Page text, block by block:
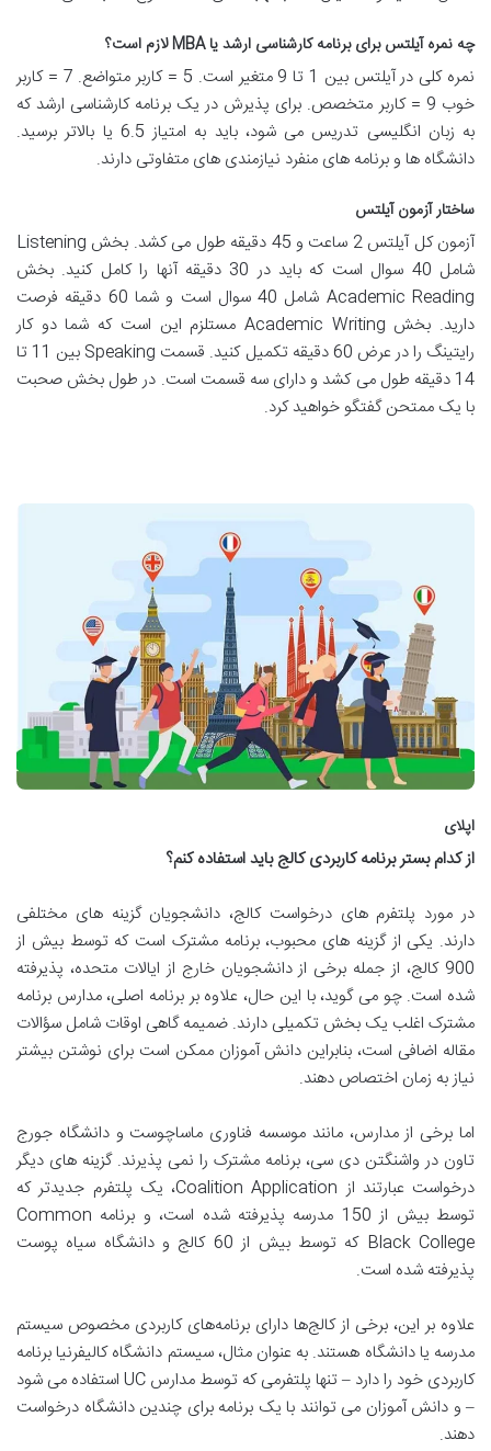
چه نمره آیلتس برای برنامه کارشناسی ارشد یاMBA لازم است؟
نمره کلی در آیلتس بین 1 تا 9 متغیر است. 5 = کاربر متواضع. 7 = کاربر
خوب 9 = کاربر متخصص. برای پذیرش در یک برنامه کارشناسی ارشد که
به زبان انگلیسی تدریس می شود، باید به امتیاز 6.5 یا بالاتر برسید.
دانشگاه ها و برنامه های منفرد نیازمندی های متفاوتی دارند.
ساختار آزمون آیلتس
آزمون کل آیلتس 2 ساعت و 45 دقیقه طول می کشد. بخش Listening
شامل 40 سوال است که باید در 30 دقیقه آنها را کامل کنید. بخش
Academic Reading شامل 40 سوال است و شما 60 دقیقه فرصت
دارید. بخش Academic Writing مستلزم این است که شما دو کار
رایتینگ را در عرض 60 دقیقه تکمیل کنید. قسمت Speaking بین 11 تا
14 دقیقه طول می کشد و دارای سه قسمت است. در طول بخش صحبت
با یک ممتحن گفتگو خواهید کرد.
اپلای
از کدام بستر برنامه کاربردی کالج باید استفاده کنم؟
در مورد پلتفرم های درخواست کالج، دانشجویان گزینه های مختلفی
دارند. یکی از گزینه های محبوب، برنامه مشترک است که توسط بیش از
900 کالج، از جمله برخی از دانشجویان خارج از ایالات متحده، پذیرفته
شده است. چو می گوید، با این حال، علاوه بر برنامه اصلی، مدارس برنامه
مشترک اغلب یک بخش تکمیلی دارند. ضمیمه گاهی اوقات شامل سؤالات
مقاله اضافی است، بنابراین دانش آموزان ممکن است برای نوشتن بیشتر
نیاز به زمان اختصاص دهند.
اما برخی از مدارس، مانند موسسه فناوری ماساچوست و دانشگاه جورج
تاون در واشنگتن دی سی، برنامه مشترک را نمی پذیرند. گزینه های دیگر
درخواست عبارتند از Coalition Application، یک پلتفرم جدیدتر که
توسط بیش از 150 مدرسه پذیرفته شده است، و برنامه Common
Black College که توسط بیش از 60 کالج و دانشگاه سیاه پوست
پذیرفته شده است.
علاوه بر این، برخی از کالج‌ها دارای برنامه‌های کاربردی مخصوص سیستم
مدرسه یا دانشگاه هستند. به عنوان مثال، سیستم دانشگاه کالیفرنیا برنامه
کاربردی خود را دارد – تنها پلتفرمی که توسط مدارس UC استفاده می شود
– و دانش آموزان می توانند با یک برنامه برای چندین دانشگاه درخواست
دهند.